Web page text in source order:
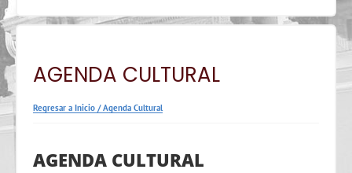
AGENDA CULTURAL
Regresar a Inicio /Agenda Cultural
AGENDA CULTURAL